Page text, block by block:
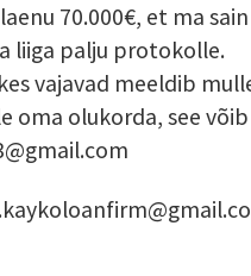
70.000€, et ma
liiga palju protokolle.
vajavad meeldib
oma olukorda, see